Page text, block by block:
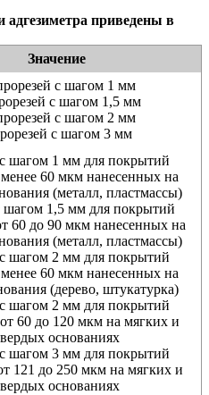
адгезиметра приведены в
Значение
с шагом 1 мм
с шагом 1,5 мм
с шагом 2 мм
с шагом 3 мм
шагом 1 мм для покрытий
60 мкм нанесенных на
(металл, пластмассы)
шагом 1,5 мм для покрытий
60 до 90 мкм нанесенных на
(металл, пластмассы)
шагом 2 мм для покрытий
60 мкм нанесенных на
(дерево, штукатурка)
шагом 2 мм для покрытий
60 до 120 мкм на мягких и
основаниях
шагом 3 мм для покрытий
121 до 250 мкм на мягких и
основаниях